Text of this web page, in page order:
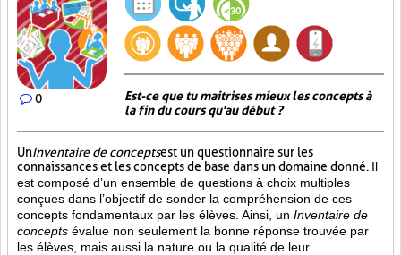
0
Est-ce que tu maitrises mieux les concepts à
la fin du cours qu'au début ?
UnInventaire de conceptsest un questionnaire sur les
connaissances et les concepts de base dans un domaine donné. Il
est composé d’un ensemble de questions à choix multiples
conçues dans l’objectif de sonder la compréhension de ces
concepts fondamentaux par les élèves. Ainsi, un Inventaire de
concepts évalue non seulement la bonne réponse trouvée par
les élèves, mais aussi la nature ou la qualité de leur